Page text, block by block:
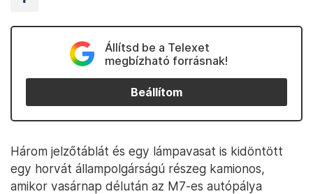
Állítsd be a Telexet
megbízható forrásnak!
Beállítom
Három jelzőtáblát és egy lámpavasat is kidöntött
egy horvát állampolgárságú részeg kamionos,
amikor vasárnap délután az M7-es autópálya